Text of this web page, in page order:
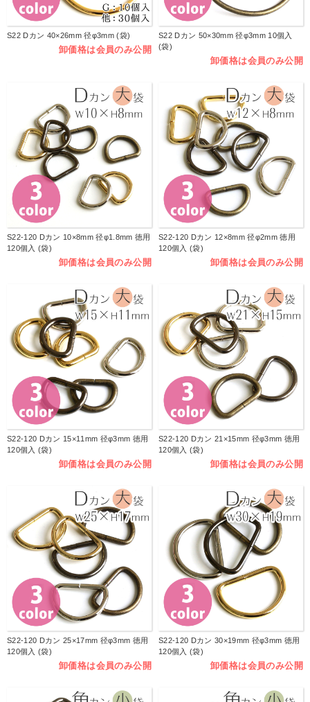
S22 Dカン 40×26mm 径φ3mm (袋)
卸価格は会員のみ公開
S22 Dカン 50×30mm 径φ3mm 10個入
(袋)
卸価格は会員のみ公開
S22-120 Dカン 10×8mm 径φ1.8mm 徳用
120個入 (袋)
卸価格は会員のみ公開
S22-120 Dカン 12×8mm 径φ2mm 徳用
120個入 (袋)
卸価格は会員のみ公開
S22-120 Dカン 15×11mm 径φ3mm 徳用
120個入 (袋)
卸価格は会員のみ公開
S22-120 Dカン 21×15mm 径φ3mm 徳用
120個入 (袋)
卸価格は会員のみ公開
S22-120 Dカン 25×17mm 径φ3mm 徳用
120個入 (袋)
卸価格は会員のみ公開
S22-120 Dカン 30×19mm 径φ3mm 徳用
120個入 (袋)
卸価格は会員のみ公開